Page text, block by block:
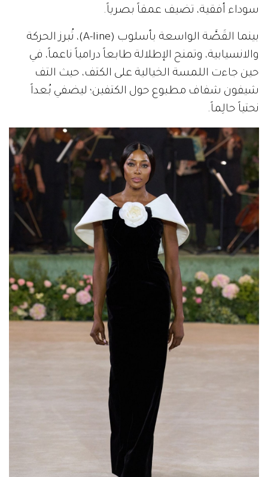
سوداء أفقية، تضيف عمقاً بصرياً.
بينما القَصَّة الواسعة بأسلوب (A-line)، تُبرز الحركة
والانسيابية، وتمنح الإطلالة طابعاً درامياً ناعماً، في
حين جاءت اللمسة الخيالية على الكتف، حيث التف
شيفون شفاف مطبوع حول الكتفين؛ ليضفي بُعداً
نحتياً حالِماً.